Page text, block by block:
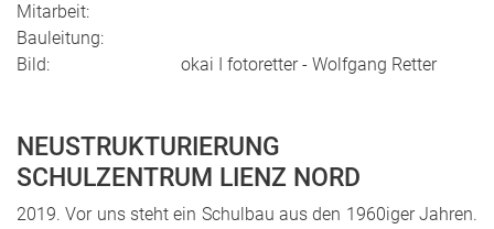
Mitarbeit:
Bauleitung:
Bild:
okai I fotoretter - Wolfgang Retter
NEUSTRUKTURIERUNG
SCHULZENTRUM LIENZ NORD
2019. Vor uns steht ein Schulbau aus den 1960iger Jahren.